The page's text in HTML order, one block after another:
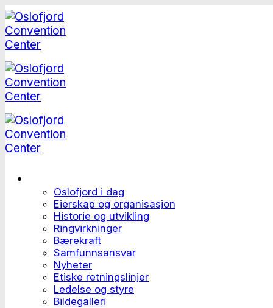
Skip
to
content
Oslofjord i dag
Eierskap og organisasjon
Historie og utvikling
Ringvirkninger
Bærekraft
Samfunnsansvar
Nyheter
Etiske retningslinjer
Ledelse og styre
Bildegalleri